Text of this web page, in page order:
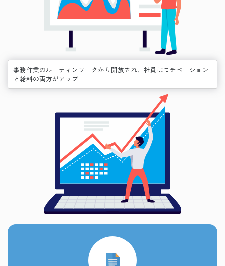
事務作業のルーティンワークから開放され、社員はモチベーション
と給料の両方がアップ